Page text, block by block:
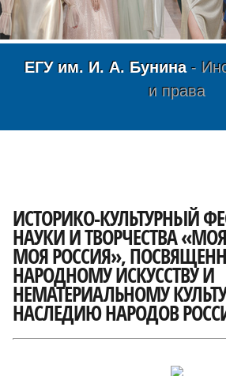
ЕГУ им. И. А. Бунина-
и права
ИСТОРИКО-КУЛЬТУРНЫЙ
НАУКИ И ТВОРЧЕСТВА
МОЯ РОССИЯ»,
НАРОДНОМУ ИСКУССТВУ И
НЕМАТЕРИАЛЬНОМУ
НАСЛЕДИЮ НАРОДОВ